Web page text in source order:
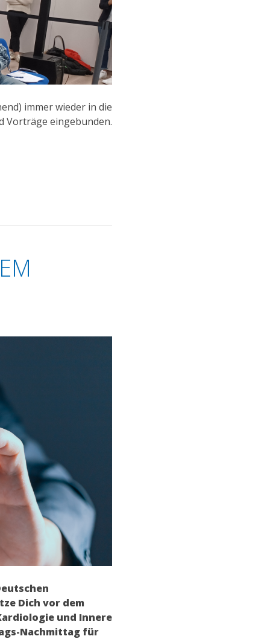
immer wieder in die
Vorträge eingebunden.
Dich vor dem
und Innere
Nachmittag für